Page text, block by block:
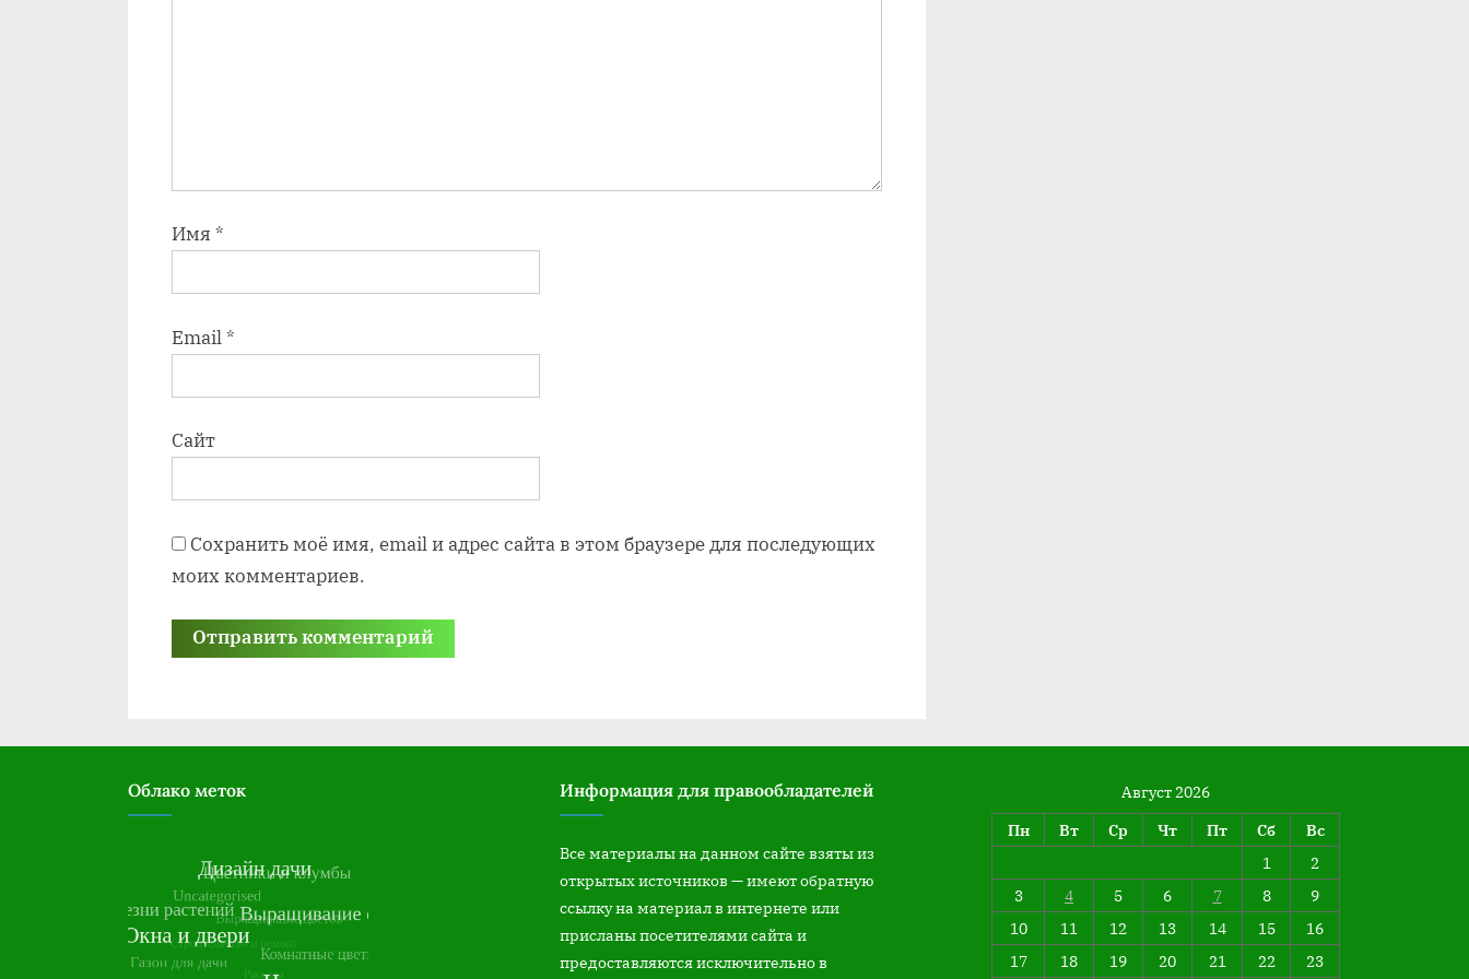
Имя *
Email*
Сайт
Сохранить моё имя, email и адрес сайта в этом браузере для последующих
моих комментариев.
Облако меток Информация для правообладателей
Все материалы на данном сайте взяты из
открытых источников — имеют обратную
ссылку на материал в интернете или
присланы посетителями сайта и
предоставляются исключительно в
Август 2026
Пн
Вт Ср Чт Пт Сб
Вс
1
2
3
4 5 6 7 8
9
10
11 12 13 14 15
16
17
18 19 20 21 22 23